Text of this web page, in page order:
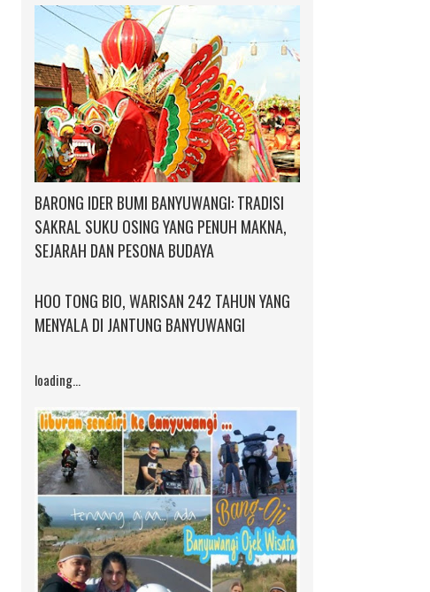
BARONG IDER BUMI BANYUWANGI: TRADISI
SAKRAL SUKU OSING YANG PENUH MAKNA,
SEJARAH DAN PESONA BUDAYA
HOO TONG BIO, WARISAN 242 TAHUN YANG
MENYALA DI JANTUNG BANYUWANGI
loading...